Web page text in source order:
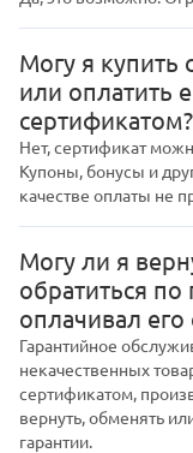
Могу я купить
или оплатить
сертификатом?
Нет, сертификат
Купоны, бонусы и
качестве оплаты не
Могу ли я
обратиться по
оплачивал
Гарантийное
некачественных
сертификатом,
вернуть, обменять
гарантии.